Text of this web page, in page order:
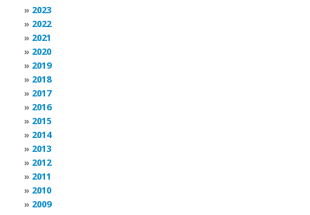
2023
2022
2021
2020
2019
2018
2017
2016
2015
2014
2013
2012
2011
2010
2009